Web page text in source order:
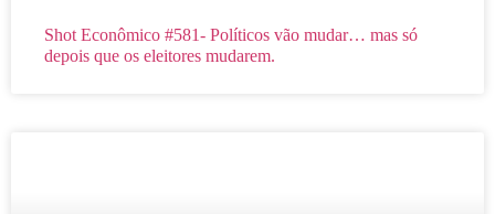
Shot Econômico #581- Políticos vão mudar… mas só
depois que os eleitores mudarem.